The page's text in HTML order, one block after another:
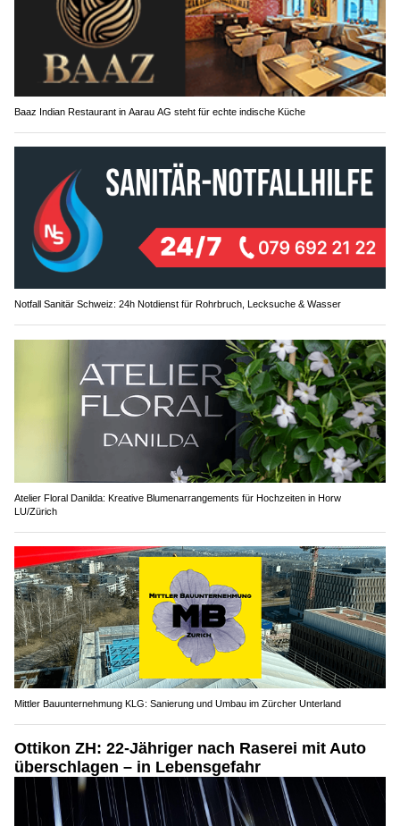
Baaz Indian Restaurant in Aarau AG steht für echte indische Küche
Notfall Sanitär Schweiz: 24h Notdienst für Rohrbruch, Lecksuche & Wasser
Atelier Floral Danilda: Kreative Blumenarrangements für Hochzeiten in Horw
LU/Zürich
Mittler Bauunternehmung KLG: Sanierung und Umbau im Zürcher Unterland
Ottikon ZH: 22-Jähriger nach Raserei mit Auto
überschlagen – in Lebensgefahr